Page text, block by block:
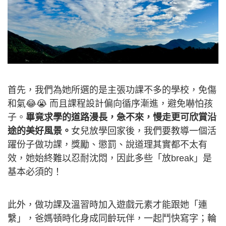
首先，我們為她所選的是主張功課不多的學校，免傷
和氣😂😭 而且課程設計偏向循序漸進，避免嚇怕孩
子。 畢竟求學的道路漫長，急不來，慢走更可欣賞沿
途的美好風景。 女兒放學回家後，我們要教導一個活
躍份子做功課，獎勵、懲罰、說道理其實都不太有
效，她始終難以忍耐沈悶，因此多些「放break」是
基本必須的！
此外，做功課及溫習時加入遊戲元素才能跟她「連
繫」，爸媽頓時化身成同齡玩伴，一起鬥快寫字；輪